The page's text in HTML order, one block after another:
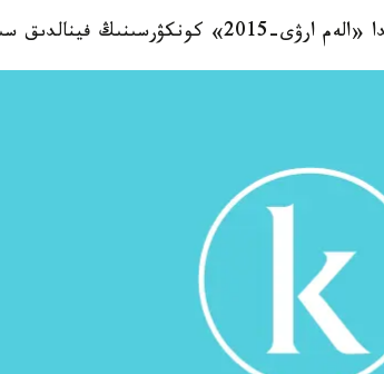
فينالدىق سىنى ءوتتى.